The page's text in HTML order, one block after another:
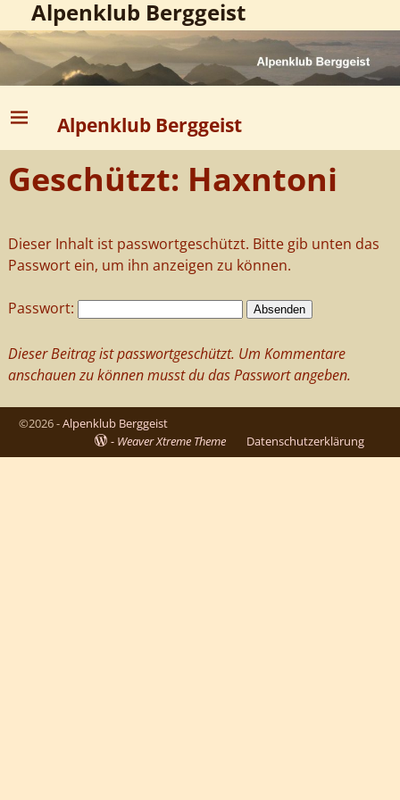
Alpenklub Berggeist
Alpenklub Berggeist
Geschützt: Haxntoni
Dieser Inhalt ist passwortgeschützt. Bitte gib unten das
Passwort ein, um ihn anzeigen zu können.
Passwort:
Dieser Beitrag ist passwortgeschützt. Um Kommentare
anschauen zu können musst du das Passwort angeben.
©2026 -Alpenklub Berggeist
- Weaver Xtreme Theme Datenschutzerklärung